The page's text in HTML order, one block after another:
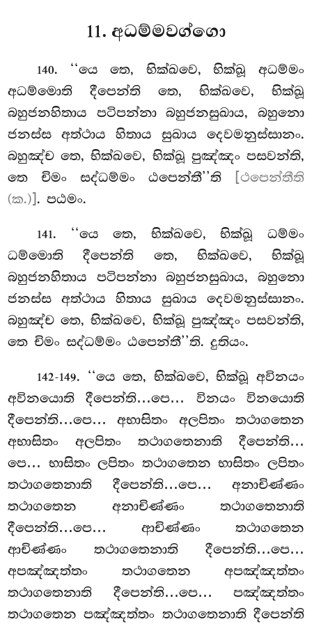
11. අධම්මවග්ගො
140. ‘‘යෙතෙ, භික්ඛවෙ, භික්ඛූ අධම්මං
අධම්මොති දීපෙන්ති තෙ, භික්ඛවෙ, භික්ඛූ
බහුජනහිතාය පටිපන්නා බහුජනසුඛාය, බහුනො
ජනස්ස අත්ථාය හිතාය සුඛාය දෙවමනුස්සානං.
බහුඤ්ච තෙ, භික්ඛවෙ, භික්ඛූ පුඤ්ඤං පසවන්ති,
තෙ චිමං සද්ධම්මං ඨපෙන්තී’’ති
[ථපෙන්තීති
(ක.)]. පඨමං.
141. ‘‘යෙ තෙ, භික්ඛවෙ, භික්ඛූ ධම්මං
ධම්මොති දීපෙන්ති තෙ, භික්ඛවෙ, භික්ඛූ
බහුජනහිතාය පටිපන්නා බහුජනසුඛාය, බහුනො
ජනස්ස අත්ථාය හිතාය සුඛාය දෙවමනුස්සානං.
බහුඤ්ච තෙ, භික්ඛවෙ, භික්ඛූ පුඤ්ඤං පසවන්ති,
තෙ චිමං සද්ධම්මං ඨපෙන්තී’’ති. දුතියං.
142-149. ‘‘යෙ තෙ, භික්ඛවෙ, භික්ඛූ අවිනයං
අවිනයොති දීපෙන්ති…පෙ… විනයං විනයොති
දීපෙන්ති…පෙ… අභාසිතං අලපිතං තථාගතෙන
අභාසිතං අලපිතං තථාගතෙනාති දීපෙන්ති…
පෙ… භාසිතංලපිතං තථාගතෙන භාසිතං ලපිතං
තථාගතෙනාති දීපෙන්ති…පෙ… අනාචිණ්ණං
තථාගතෙන අනාචිණ්ණං තථාගතෙනාති
දීපෙන්ති…පෙ… ආචිණ්ණං තථාගතෙන
ආචිණ්ණං තථාගතෙනාති දීපෙන්ති…පෙ…
අපඤ්ඤත්තං තථාගතෙන අපඤ්ඤත්තං
තථාගතෙනාති දීපෙන්ති…පෙ… පඤ්ඤත්තං
තථාගතෙන පඤ්ඤත්තං තථාගතෙනාති දීපෙන්ති